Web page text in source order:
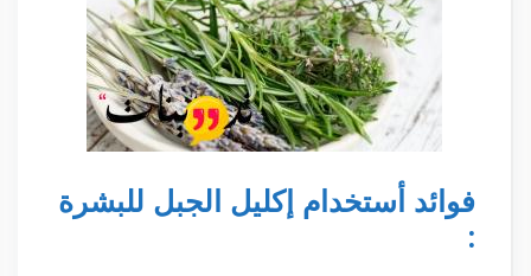
فوائد أستخدام إكليل الجبل للبشرة
: